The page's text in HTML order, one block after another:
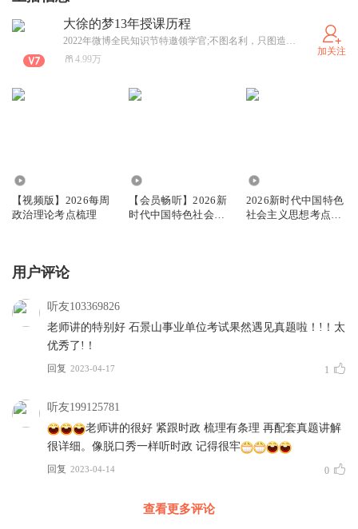
大徐的梦13年授课历程
2022年微博全民知识节特邀领学官;不图名利，只图造诣！十年事业单位考试网课制作，像一个匠人一样去发掘事业单位考试中的每一个考点。
4.99万
加关注
【视频版】2026每周
政治理论考点梳理
【会员畅听】2026新
时代中国特色社会主
2026新时代中国特色
社会主义思想考点梳
用户评论
听友103369826
老师讲的特别好 石景山事业单位考试果然遇见真题啦！!！太
优秀了!！
回复 2023-04-17 1
听友199125781
老师讲的很好 紧跟时政 梳理有条理 再配套真题讲解
很详细。像脱口秀一样听时政 记得很牢
回复 2023-04-14 0
查看更多评论